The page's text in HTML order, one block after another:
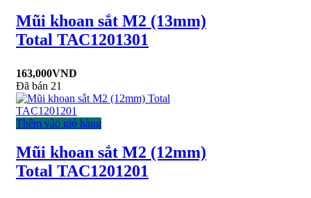
Mũi khoan sắt M2 (13mm)
Total TAC1201301
163,000VND
Đã bán 21
Thêm vào giỏ hàng
Mũi khoan sắt M2 (12mm)
Total TAC1201201